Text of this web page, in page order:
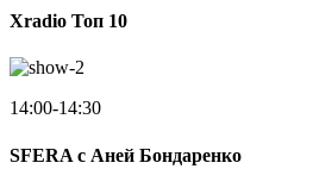
Xradio Топ 10
14:00-14:30
SFERA с Аней Бондаренко